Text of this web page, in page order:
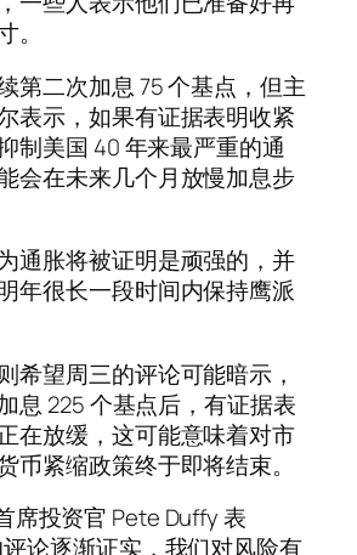
。
第二次加息 75 个基点，但主
表示，如果有证据表明收紧
制美国 40 年来最严重的通
会在未来几个月放慢加息步
通胀将被证明是顽强的，并
年很长一段时间内保持鹰派
希望周三的评论可能暗示，
息 225 个基点后，有证据表
在放缓，这可能意味着对市
币紧缩政策终于即将结束。
席投资官 Pete Duffy 表
论逐渐证实，我们对风险有